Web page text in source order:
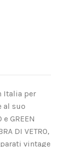
Italia per
al suo
GREEN
DI VETRO,
vintage